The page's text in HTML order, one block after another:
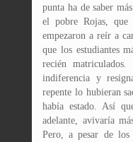
punta ha de saber
el pobre Rojas,
empezaron a reír a
que los estudiantes
recién
indiferencia y
repente lo hubieran
había estado. Así
adelante, avivaría
Pero, a pesar de los